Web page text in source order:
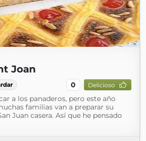
Joan
0 Delicioso
a los panaderos, pero este año
familias van a preparar su
Juan casera. Así que he pensado